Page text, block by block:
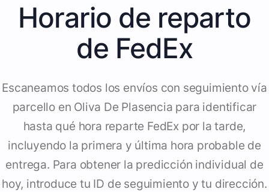
Horario de reparto
de FedEx
Escaneamos todos los envíos con seguimiento vía
parcello en Oliva De Plasencia para identificar
hasta qué hora reparte FedEx por la tarde,
incluyendo la primera y última hora probable de
entrega. Para obtener la predicción individual de
hoy, introduce tu ID de seguimiento y tu dirección.